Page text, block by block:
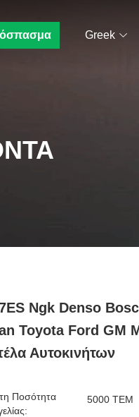
Greek
Ngk Denso
Toyota Ford GM
Αυτοκινήτων
Ποσότητα
5000 ΤΕΜ